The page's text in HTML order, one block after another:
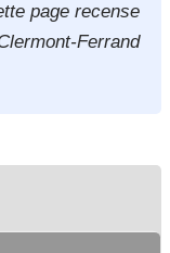
page recense
Ferrand